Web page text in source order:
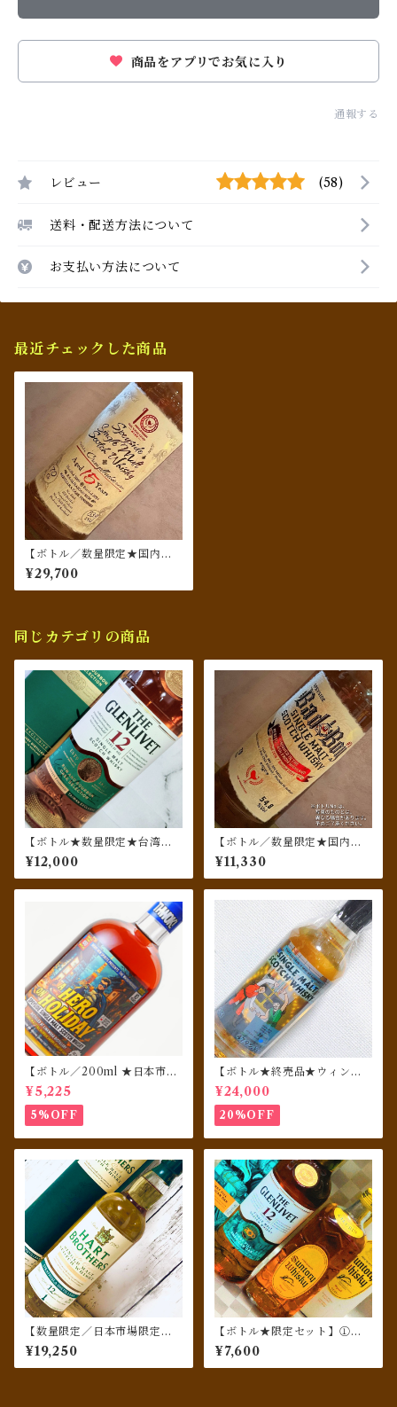
商品をアプリでお気に入り
通報する
レビュー (58)
送料・配送方法について
お支払い方法について
最近チェックした商品
【ボトル／数量限定★国内流
通78本★ミズナラ樽仕上げ】
クライゲラヒ（Craigellachi
e）[2009] 15年 Ode to Imm
¥29,700
同じカテゴリの商品
【ボトル★数量限定★台湾専
売品★日本未発売】ザ・グレ
ンリベット 12年 ラム&バーボ
ンカスクセレクション
¥12,000
【ボトル／数量限定★国内流
通120本】 クライゲラヒ（Cr
aigellachie）[2016] 8年 Bad
Boy #3／ウィスキーファイン
¥11,330
【ボトル／200ml ★日本市場
限定】 リンクウッド 10年 201
4 1stフィルオロロソシェリー
クォーターカスク フィニッシ
ュ★ウイスキーヒーローズ★A
HERO ON HOLIDAY
¥5,225
5%OFF
【ボトル★終売品★ウィンテ
ージ★シングルカスク】グレ
ンロッシー [1992] 26年 バー
ボンホグスヘッド for SHIN
ANOYA （ブティックウィス
キー）500ml
¥24,000
20%OFF
【数量限定／日本市場限定／
信濃屋PB】ストラスアイラ [2
010-2023] 12年 リフィルバレ
ル ／ハート・ブラザーズ
¥19,250
【ボトル★限定セット】①グ
レンリベット 12年 蒸留所創設
200周年記念ボト／②空港免
税店限定販売／サントリー角
¥7,600